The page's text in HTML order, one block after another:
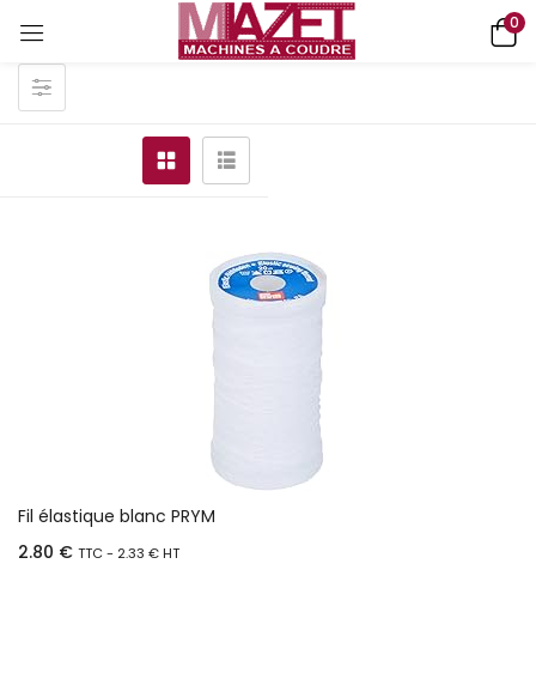
0
Fil élastique blanc PRYM
2.80 € TTC - 2.33 €HT